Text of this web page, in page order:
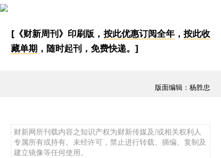
[《财新周刊》印刷版， 按此优惠订阅全年， 按此收
藏单期 ，随时起刊，免费快递。]
版面编辑：杨胜忠
财新网所刊载内容之知识产权为财新传媒及/或相关权利人
专属所有或持有。未经许可，禁止进行转载、摘编、复制及
建立镜像等任何使用。